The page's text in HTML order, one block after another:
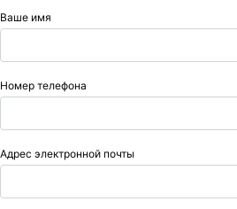
Ваше имя
Номер телефона
Адрес электронной почты